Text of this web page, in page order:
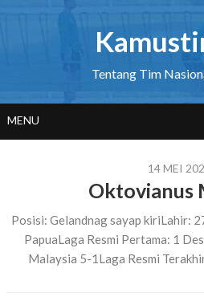
Tentang Tim
MENU
14 MEI
Oktovianus
Posisi: Gelandnag sayap kiriLahir:
PapuaLaga Resmi Pertama: 1
Malaysia 5-1Laga Resmi